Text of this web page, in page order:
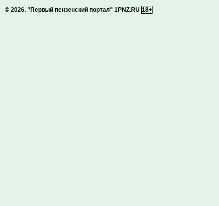
© 2026. "Первый пензенский портал" 1PNZ.RU 18+